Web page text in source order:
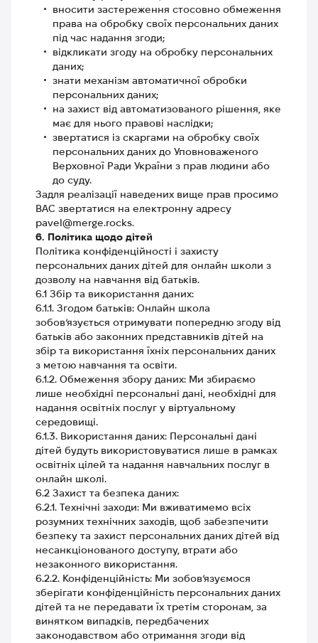
вносити застереження стосовно обмеження
права на обробку своїх персональних даних
під час надання згоди;
відкликати згоду на обробку персональних
даних;
знати механізм автоматичної обробки
персональних даних;
на захист від автоматизованого рішення, яке
має для нього правові наслідки;
звертатися із скаргами на обробку своїх
персональних даних до Уповноваженого
Верховної Ради України з прав людини або
до суду.
Задля реалізації наведених вище прав просимо
ВАС звертатися на електронну адресу
pavel@merge.rocks.
6. Політика щодо дітей
Політика конфіденційності і захисту
персональних даних дітей для онлайн школи з
дозволу на навчання від батьків.
6.1 Збір та використання даних:
6.1.1. Згодом батьків: Онлайн школа
зобов‘язується отримувати попередню згоду від
батьків або законних представників дітей на
збір та використання їхніх персональних даних
з метою навчання та освіти.
6.1.2. Обмеження збору даних: Ми збираємо
лише необхідні персональні дані, необхідні для
надання освітніх послуг у віртуальному
середовищі.
6.1.3. Використання даних: Персональні дані
дітей будуть використовуватися лише в рамках
освітніх цілей та надання навчальних послуг в
онлайн школі.
6.2 Захист та безпека даних:
6.2.1. Технічні заходи: Ми вживатимемо всіх
розумних технічних заходів, щоб забезпечити
безпеку та захист персональних даних дітей від
несанкціонованого доступу, втрати або
незаконного використання.
6.2.2. Конфіденційність: Ми зобов‘язуємося
зберігати конфіденційність персональних даних
дітей та не передавати їх третім сторонам, за
винятком випадків, передбачених
законодавством або отримання згоди від